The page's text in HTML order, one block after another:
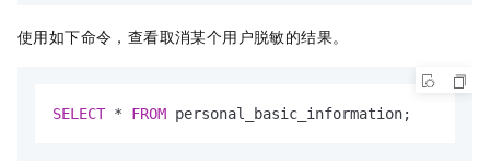
使用如下命令，查看取消某个用户脱敏的结果。
SELECT * FROM personal_basic_information;